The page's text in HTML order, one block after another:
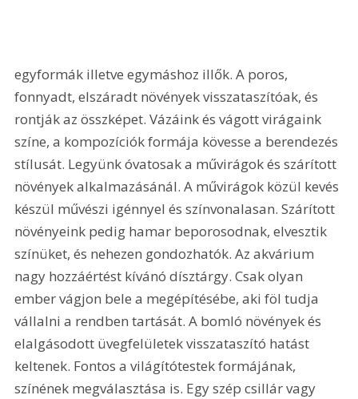
egyformák illetve egymáshoz illők. A poros,
fonnyadt, elszáradt növények visszataszítóak, és
rontják az összképet. Vázáink és vágott virágaink
színe, a kompozíciók formája kövesse a berendezés
stílusát. Legyünk óvatosak a művirágok és szárított
növények alkalmazásánál. A művirágok közül kevés
készül művészi igénnyel és színvonalasan. Szárított
növényeink pedig hamar beporosodnak, elvesztik
színüket, és nehezen gondozhatók. Az akvárium
nagy hozzáértést kívánó dísztárgy. Csak olyan
ember vágjon bele a megépítésébe, aki föl tudja
vállalni a rendben tartását. A bomló növények és
elalgásodott üvegfelületek visszataszító hatást
keltenek. Fontos a világítótestek formájának,
színének megválasztása is. Egy szép csillár vagy